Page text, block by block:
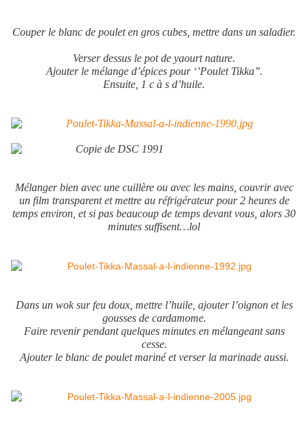
Couper le blanc de poulet en gros cubes, mettre dans un saladier.
Verser dessus le pot de yaourt nature.
Ajouter le mélange d’épices pour ‘’Poulet Tikka’’.
Ensuite, 1 c à s d’huile.
Mélanger bien avec une cuillère ou avec les mains, couvrir avec
un film transparent et mettre au réfrigérateur pour 2 heures de
temps environ, et si pas beaucoup de temps devant vous, alors 30
minutes suffisent…lol
Dans un wok sur feu doux, mettre l’huile, ajouter l’oignon et les
gousses de cardamome.
Faire revenir pendant quelques minutes en mélangeant sans
cesse.
Ajouter le blanc de poulet mariné et verser la marinade aussi.